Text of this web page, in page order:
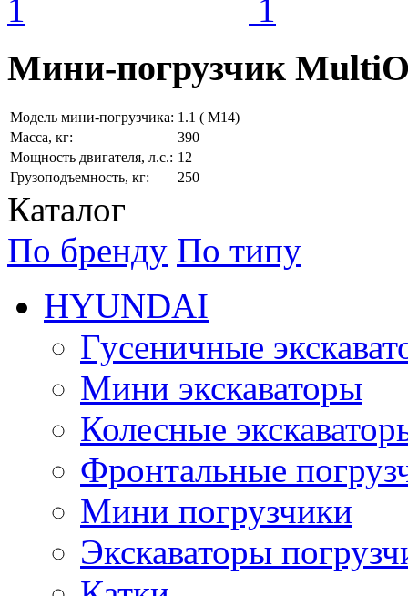
Мини-погрузчик
Модель мини-погрузчика: 1.1 ( M14)
Масса, кг:
390
Мощность двигателя, л.с.: 12
Грузоподъемность, кг:
250
Каталог
По бренду По типу
HYUNDAI
Гусеничные
Мини экскаваторы
Колесные
Фронтальные
Мини погрузчики
Экскаваторы